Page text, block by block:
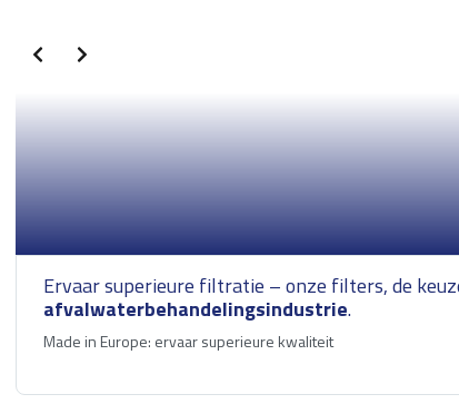
Ervaar superieure filtratie – onze filters, de
afvalwaterbehandelingsindustrie.
Made in Europe: ervaar superieure kwaliteit